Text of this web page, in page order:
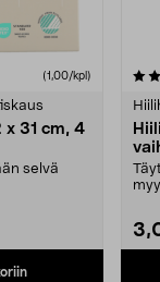
(1,00/kpl)
31 cm, 4
selvä